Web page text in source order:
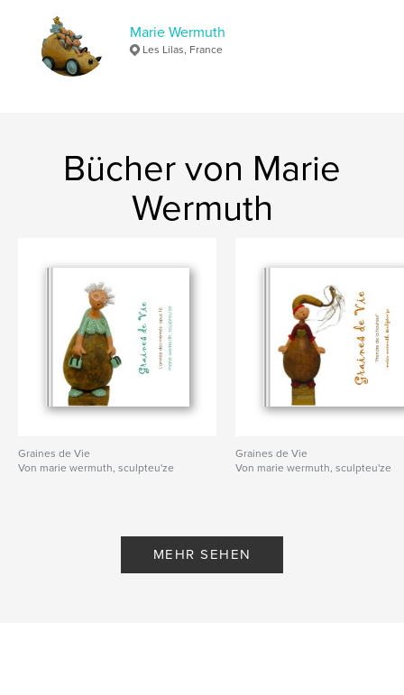
Marie Wermuth
Les Lilas, France
Bücher von Marie
Wermuth
Graines de Vie
Von marie wermuth, sculpteu'ze
Graines de Vie
Von marie wermuth, sculpteu'ze
MEHR SEHEN